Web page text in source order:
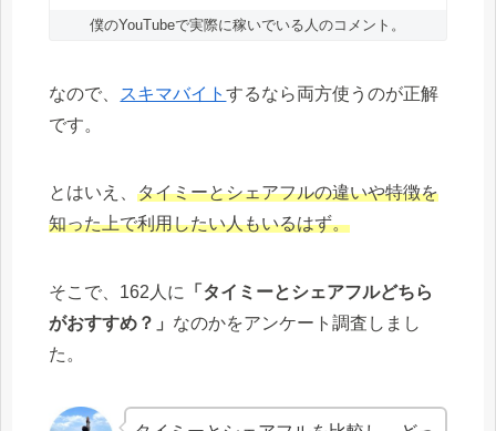
僕のYouTubeで実際に稼いでいる人のコメント。
なので、 スキマバイトするなら両方使うのが正解
です。
とはいえ、タイミーとシェアフルの違いや特徴を
知った上で利用したい人もいるはず。
そこで、162人に
「タイミーとシェアフルどちら
がおすすめ？」 なのかをアンケート調査しまし
た。